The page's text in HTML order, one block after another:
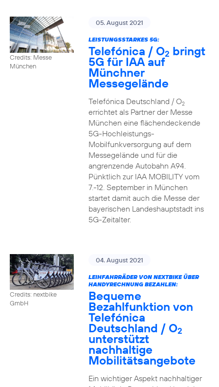
Credits: Messe
München
05. August 2021
LEISTUNGSSTARKES 5G:
Telefónica / O2 bringt
5G für IAA auf
Münchner
Messegelände
Telefónica Deutschland / O2
errichtet als Partner der Messe
München eine flächendeckende
5G-Hochleistungs-
Mobilfunkversorgung auf dem
Messegelände und für die
angrenzende Autobahn A94.
Pünktlich zur IAA MOBILITY vom
7.-12. September in München
startet damit auch die Messe der
bayerischen Landeshauptstadt ins
5G-Zeitalter.
Credits: nextbike
GmbH
04. August 2021
LEIHFAHRRÄDER VON NEXTBIKE ÜBER
HANDYRECHNUNG BEZAHLEN:
Bequeme
Bezahlfunktion von
Telefónica
Deutschland / O2
unterstützt
nachhaltige
Mobilitätsangebote
Ein wichtiger Aspekt nachhaltiger